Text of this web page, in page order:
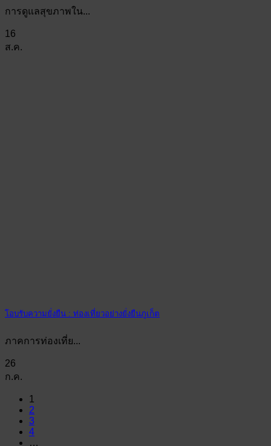
การดูแลสุขภาพใน...
16
ส.ค.
โอบรับความยั่งยืน : ท่องเที่ยวอย่างยั่งยืนภูเก็ต
ภาคการท่องเที่ย...
26
ก.ค.
1
2
3
4
…